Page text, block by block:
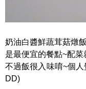
奶油白醬鮮蔬茸菇燉
是最便宜的餐點~配
不過飯很入味唷~個
DD)